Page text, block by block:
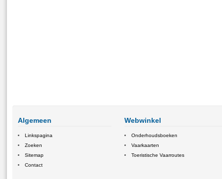
Algemeen
Linkspagina
Zoeken
Sitemap
Contact
Webwinkel
Onderhoudsboeken
Vaarkaarten
Toeristische Vaarroutes